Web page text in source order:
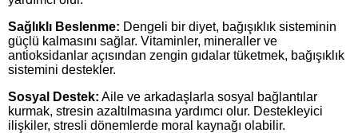
Sağlıklı Beslenme: Dengeli bir diyet, bağışıklık sisteminin
güçlü kalmasını sağlar. Vitaminler, mineraller ve
antioksidanlar açısından zengin gıdalar tüketmek, bağışıklık
sistemini destekler.
Sosyal Destek: Aile ve arkadaşlarla sosyal bağlantılar
kurmak, stresin azaltılmasına yardımcı olur. Destekleyici
ilişkiler, stresli dönemlerde moral kaynağı olabilir.